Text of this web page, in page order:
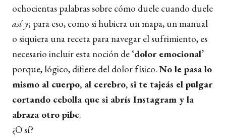
ochocientas palabras sobre cómo duele cuando duele
así y; para eso, como si hubiera un mapa, un manual
o siquiera una receta para navegar el sufrimiento, es
necesario incluir esta noción de ‘dolor emocional’
porque, lógico, difiere del dolor físico. No le pasa lo
mismo al cuerpo, al cerebro, si te tajeás el pulgar
cortando cebolla que si abrís Instagram y la
abraza otro pibe.
¿O sí?